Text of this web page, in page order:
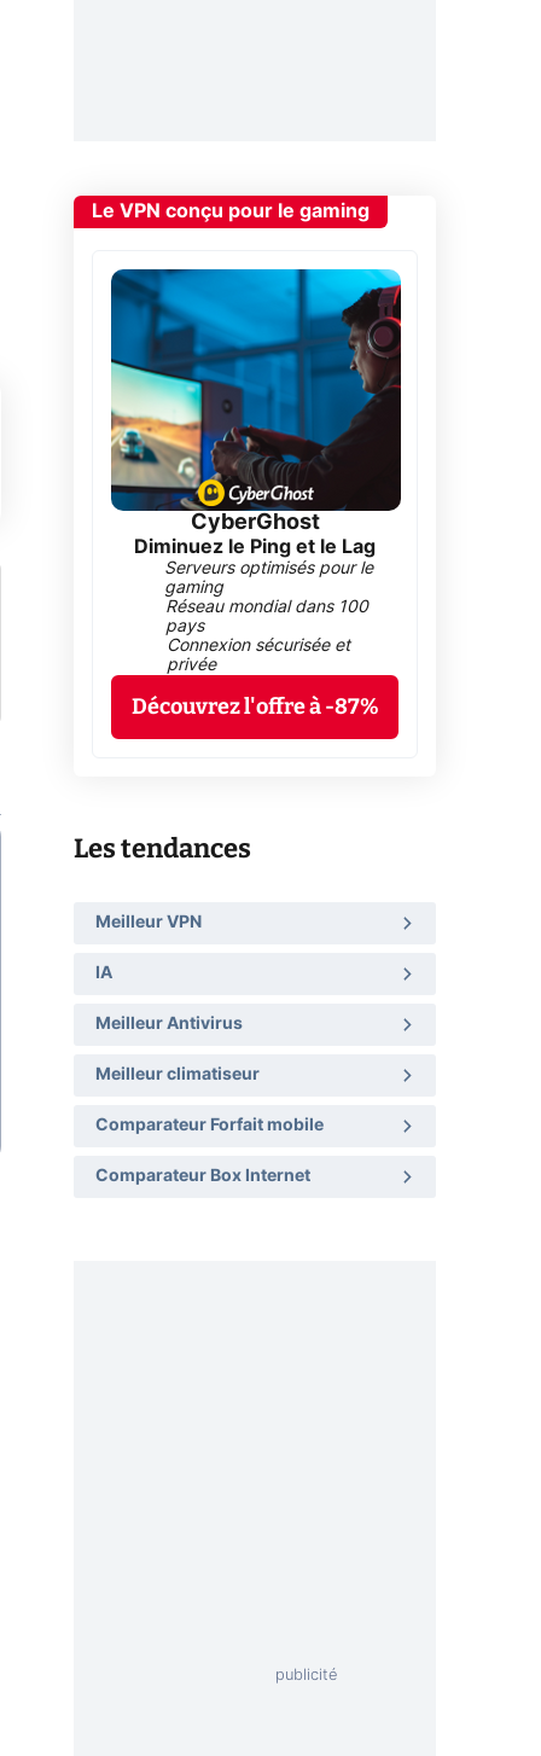
Le VPN conçu pour le gaming
CyberGhost
Diminuez le Ping et le Lag
Serveurs optimisés pour le
gaming
Réseau mondial dans 100
pays
Connexion sécurisée et
privée
Découvrez l'offre à -87%
Les tendances
Meilleur VPN
IA
Meilleur Antivirus
Meilleur climatiseur
Comparateur Forfait mobile
Comparateur Box Internet